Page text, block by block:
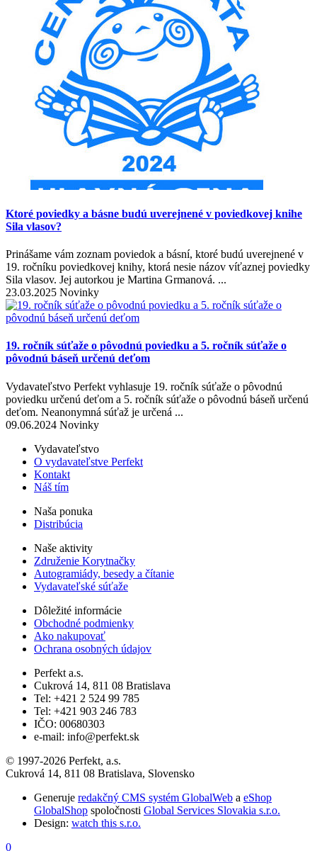
Ktoré poviedky a básne budú uverejnené v poviedkovej knihe
Sila vlasov?
Prinášame vám zoznam poviedok a básní, ktoré budú uverejnené v
19. ročníku poviedkovej knihy, ktorá nesie názov víťaznej poviedky
Sila vlasov. Jej autorkou je Martina Grmanová. ...
23.03.2025 Novinky
19. ročník súťaže o pôvodnú poviedku a 5. ročník súťaže o
pôvodnú báseň určenú deťom
Vydavateľstvo Perfekt vyhlasuje 19. ročník súťaže o pôvodnú
poviedku určenú deťom a 5. ročník súťaže o pôvodnú báseň určenú
deťom. Neanonymná súťaž je určená ...
09.06.2024 Novinky
Vydavateľstvo
O vydavateľstve Perfekt
Kontakt
Náš tím
Naša ponuka
Distribúcia
Naše aktivity
Združenie Korytnačky
Autogramiády, besedy a čítanie
Vydavateľské súťaže
Dôležité informácie
Obchodné podmienky
Ako nakupovať
Ochrana osobných údajov
Perfekt a.s.
Cukrová 14, 811 08 Bratislava
Tel: +421 2 524 99 785
Tel: +421 903 246 783
IČO: 00680303
e-mail: info@perfekt.sk
© 1997-2026 Perfekt, a.s.
Cukrová 14, 811 08 Bratislava, Slovensko
Generuje redakčný CMS systém GlobalWeb a eShop
GlobalShop spoločnosti Global Services Slovakia s.r.o.
Design: watch this s.r.o.
0